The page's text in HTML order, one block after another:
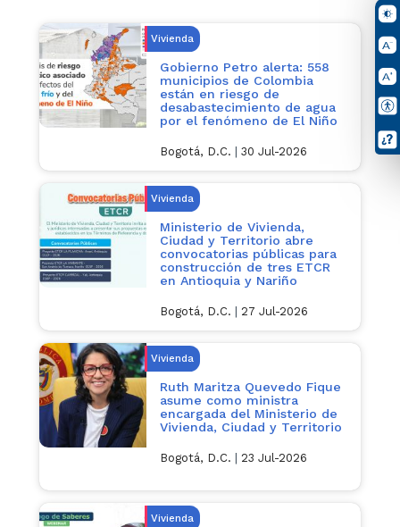
Vivienda
Gobierno Petro alerta: 558
municipios de Colombia
están en riesgo de
desabastecimiento de agua
por el fenómeno de El Niño
Bogotá, D.C. | 30 Jul-2026
Vivienda
Ministerio de Vivienda,
Ciudad y Territorio abre
convocatorias públicas para
construcción de tres ETCR
en Antioquia y Nariño
Bogotá, D.C. | 27 Jul-2026
Vivienda
Ruth Maritza Quevedo Fique
asume como ministra
encargada del Ministerio de
Vivienda, Ciudad y Territorio
Bogotá, D.C. | 23 Jul-2026
Vivienda